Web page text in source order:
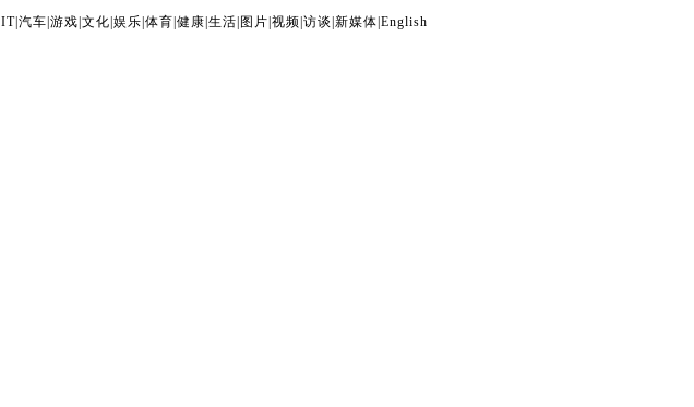
IT| 汽车 游戏 文化 娱乐 体育 健康 生活 图片 视频 访谈 新媒体 English